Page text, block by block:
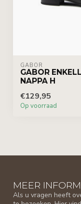
GABOR
GABOR
NAPPA H
€129,95
Op voorraad
MEER
Als u vragen heeft